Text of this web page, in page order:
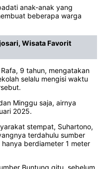
anak-anak yang
beberapa warga
Wisata Favorit
9 tahun, mengatakan
selalu mengisi waktu
Minggu saja, airnya
2025.
stempat, Suhartono,
terdahulu sumber
berdiameter 1 meter